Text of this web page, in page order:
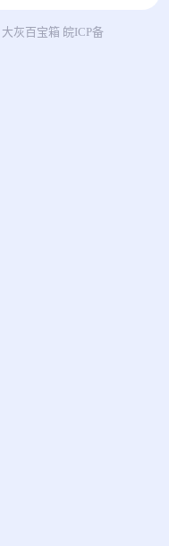
大灰百宝箱 皖ICP备